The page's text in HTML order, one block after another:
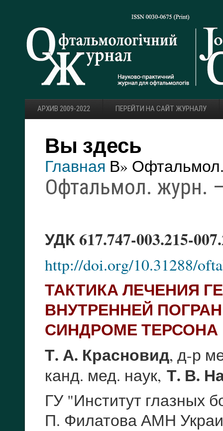
АРХИВ 2009-2022 ПЕРЕЙТИ НА САЙТ ЖУРНАЛУ
Вы здесь
Главная В»
Офтальмол. журн.
УДК 617.747-003.215-
http://doi.org/10.31288/
ТАКТИКА ЛЕЧЕНИЯ
ВНУТРЕННЕЙ
СИНДРОМЕ ТЕРСОНА
Т. А. Красновид, д-р
канд. мед. наук, Т. В.
ГУ "Институт глазных
П. Филатова АМН